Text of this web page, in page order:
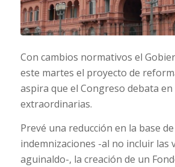
Con cambios normativos el
este martes el proyecto de
aspira que el Congreso debata en
extraordinarias.
Prevé una reducción en la base
indemnizaciones -al no incluir las
aguinaldo-, la creación de un